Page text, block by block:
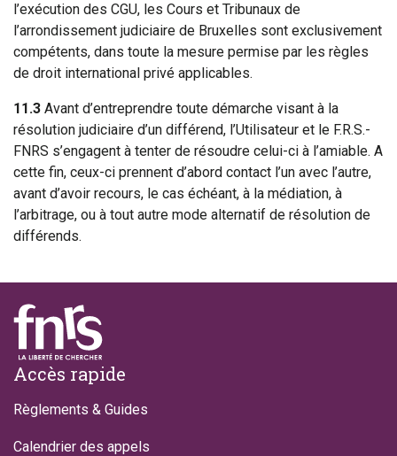
l’exécution des CGU, les Cours et Tribunaux de
l’arrondissement judiciaire de Bruxelles sont exclusivement
compétents, dans toute la mesure permise par les règles
de droit international privé applicables.
11.3 Avant d’entreprendre toute démarche visant à la
résolution judiciaire d’un différend, l’Utilisateur et le F.R.S.-
FNRS s’engagent à tenter de résoudre celui-ci à l’amiable. A
cette fin, ceux-ci prennent d’abord contact l’un avec l’autre,
avant d’avoir recours, le cas échéant, à la médiation, à
l’arbitrage, ou à tout autre mode alternatif de résolution de
différends.
Footer
Accès rapide
Règlements & Guides
Calendrier des appels